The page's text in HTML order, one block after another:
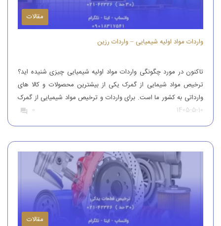
مقالات
واردات مواد اولیه شیمیایی – واردات رزین
تاکنون در مورد چگونگی واردات مواد اولیه شیمیایی چیزی شنیده اید؟
ترخیص مواد شیمایی از گمرک یکی از بیشترین محصولات و کالا های
وارداتی به کشور ما است. برای واردات و ترخیص مواد شیمیایی از گمرک
باید به افراد با تجربه رجوع کرد. افرادی که بتوانند مواد شیمیایی درجه
یک را وارد کنند. واردات و […]
1405-5-10
0
مقالات